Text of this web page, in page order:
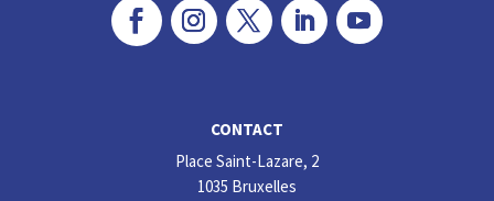
CONTACT
Place Saint-Lazare, 2
1035 Bruxelles